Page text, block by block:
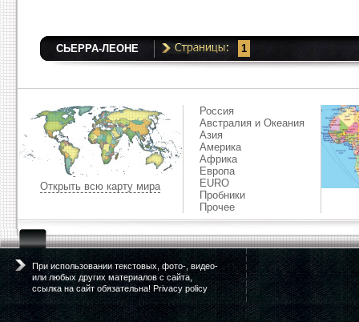
СЬЕРРА-ЛЕОНЕ 1
Открыть всю карту мира
Россия
Австралия и Океания
Азия
Америка
Африка
Европа
EURO
Пробники
Прочее
При использовании текстовых, фото-, видео-
или любых других материалов с сайта,
ссылка на сайт обязательна! Privacy policy